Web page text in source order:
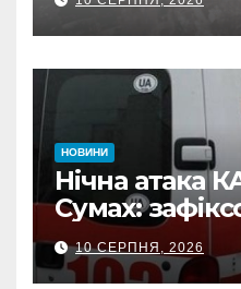
наслідки
ворожих
НОВИНИ
Нічна атака
Сумах:
влучань,
п’ятеро
10 СЕРПНЯ, 2026